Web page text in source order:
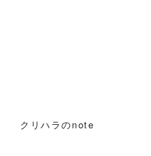
クリハラのnote